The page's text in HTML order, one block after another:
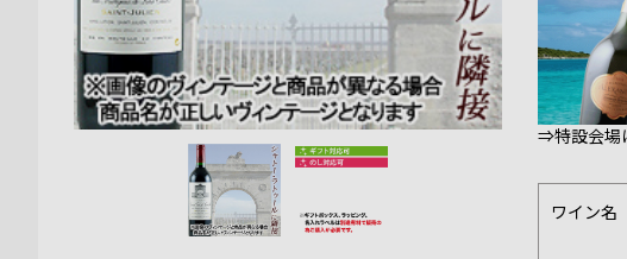
⇒特設会場
ワイン名